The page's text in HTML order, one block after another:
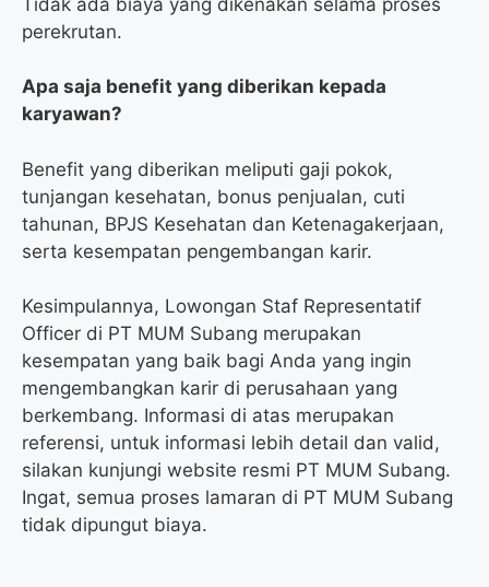
perekrutan.
Apa saja benefit yang diberikan kepada
karyawan?
Benefit yang diberikan meliputi gaji pokok,
tunjangan kesehatan, bonus penjualan, cuti
tahunan, BPJS Kesehatan dan Ketenagakerjaan,
serta kesempatan pengembangan karir.
Kesimpulannya, Lowongan Staf Representatif
Officer di PT MUM Subang merupakan
kesempatan yang baik bagi Anda yang ingin
mengembangkan karir di perusahaan yang
berkembang. Informasi di atas merupakan
referensi, untuk informasi lebih detail dan valid,
silakan kunjungi website resmi PT MUM Subang.
Ingat, semua proses lamaran di PT MUM Subang
tidak dipungut biaya.